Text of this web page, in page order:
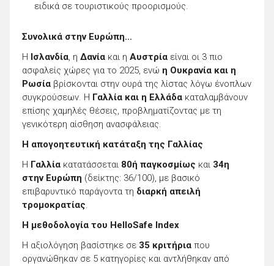
ειδικά σε τουριστικούς προορισμούς.
Συνολικά στην Ευρώπη…
Η Ισλανδία, η Δανία και η Αυστρία είναι οι 3 πιο
ασφαλείς χώρες για το 2025, ενώ η Ουκρανία και η
Ρωσία βρίσκονται στην ουρά της λίστας λόγω ένοπλων
συγκρούσεων. Η Γαλλία και η Ελλάδα καταλαμβάνουν
επίσης χαμηλές θέσεις, προβληματίζοντας με τη
γενικότερη αίσθηση ανασφάλειας.
Η απογοητευτική κατάταξη της Γαλλίας
Η Γαλλία κατατάσσεται 80ή παγκοσμίως και 34η
στην Ευρώπη (δείκτης: 36/100), με βασικό
επιβαρυντικό παράγοντα τη διαρκή απειλή
τρομοκρατίας.
Η μεθοδολογία του HelloSafe Index
Η αξιολόγηση βασίστηκε σε 35 κριτήρια που
οργανώθηκαν σε 5 κατηγορίες και αντλήθηκαν από